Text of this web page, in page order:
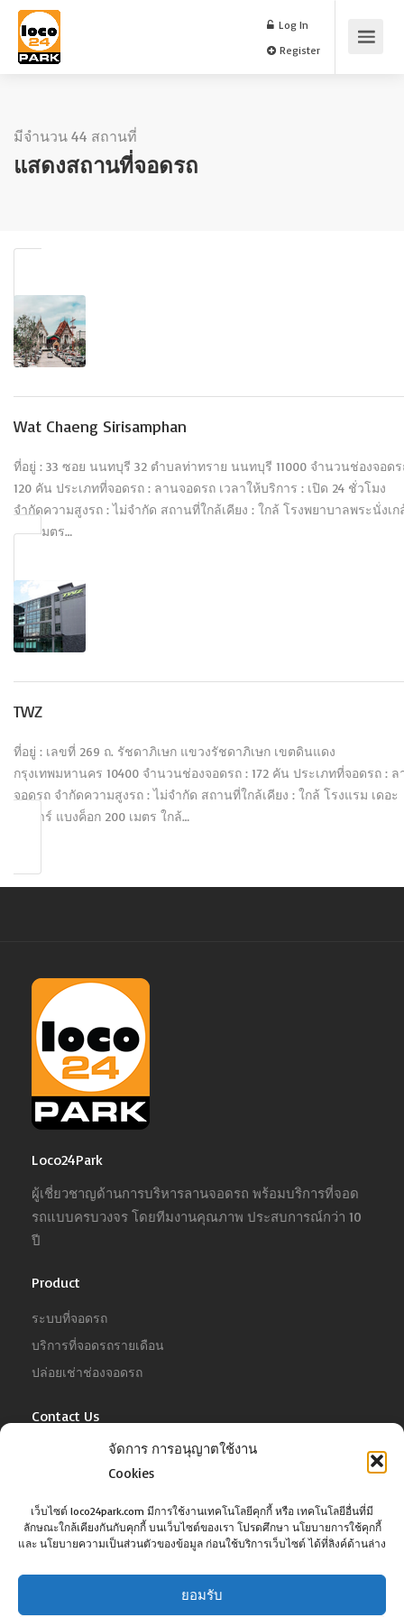
จัดการ การอนุญาตใช้งาน
Cookies
เว็บไซต์ loco24park.com มีการใช้งานเทคโนโลยีคุกกี้ หรือ เทคโนโลยีอื่นที่มี
ลักษณะใกล้เคียงกันกับคุกกี้ บนเว็บไซต์ของเรา โปรดศึกษา นโยบายการใช้คุกกี้
และ นโยบายความเป็นส่วนตัวของข้อมูล ก่อนใช้บริการเว็บไซต์ ได้ที่ลิงค์ด้านล่าง
ยอมรับ
Log In
มีจำนวน 44 สถานที่
แสดงสถานที่จอดรถ
Wat Chaeng Sirisamphan
ที่อยู่ : 33 ซอย นนทบุรี 32 ตำบลท่าทราย นนทบุรี 11000 จำนวนช่องจอดร
120 คัน ประเภทที่จอดรถ : ลานจอดรถ เวลาให้บริการ : เปิด 24 ชั่วโมง
จำกัดความสูงรถ : ไม่จำกัด สถานที่ใกล้เคียง : ใกล้ โรงพยาบาลพระนั่งเก
550 เมตร…
TWZ
ที่อยู่ : เลขที่ 269 ถ. รัชดาภิเษก แขวงรัชดาภิเษก เขตดินแดง
กรุงเทพมหานคร 10400 จำนวนช่องจอดรถ : 172 คัน ประเภทที่จอดรถ : ล
จอดรถ จำกัดความสูงรถ : ไม่จำกัด สถานที่ใกล้เคียง : ใกล้ โรงแรม เดอะ
บาซาร์ แบงค็อก 200 เมตร ใกล้…
Loco24Park
ผู้เชี่ยวชาญด้านการบริหารลานจอดรถ พร้อมบริการที่จอด
รถแบบครบวงจร โดยทีมงานคุณภาพ ประสบการณ์กว่า 10
ปี
Product
ระบบที่จอดรถ
บริการที่จอดรถรายเดือน
ปล่อยเช่าช่องจอดรถ
Contact Us
02-022-4680
For Customer
Email :support@jowit.com